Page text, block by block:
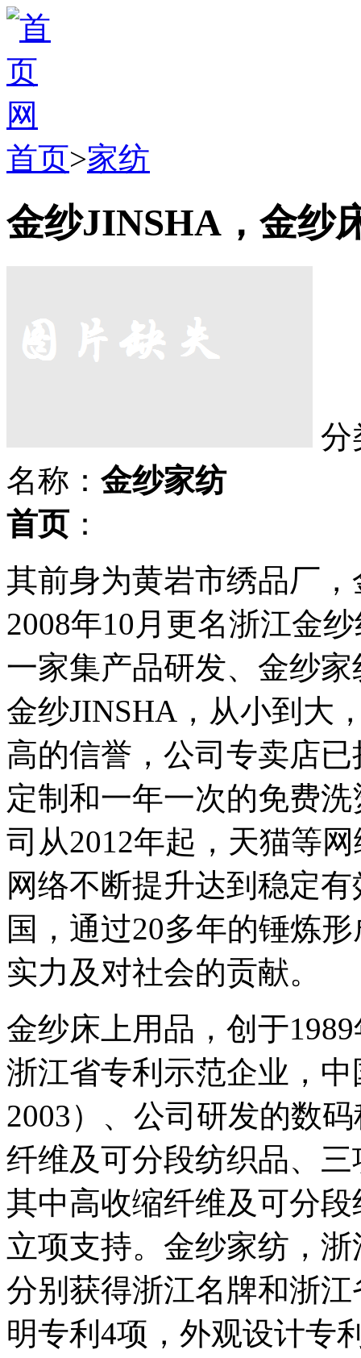
首页>家纺
金纱JINSHA，金纱
分
名称： 金纱家纺
首页 ：
其前身为黄岩市绣品厂
2008年10月更名浙江金
一家集产品研发、金纱
金纱JINSHA，从小到大
高的信誉，公司专卖店
定制和一年一次的免费
司从2012年起，天猫等
网络不断提升达到稳定
国，通过20多年的锤炼
实力及对社会的贡献。
金纱床上用品，创于
浙江省专利示范企业，
2003）、公司研发的数
纤维及可分段纺织品、
其中高收缩纤维及可分
立项支持。金纱家纺，
分别获得浙江名牌和浙
明专利4项，外观设计专